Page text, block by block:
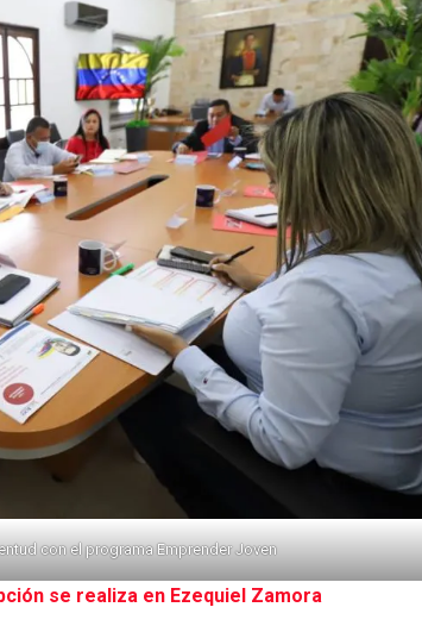
con el programa Emprender Joven
se realiza en Ezequiel Zamora